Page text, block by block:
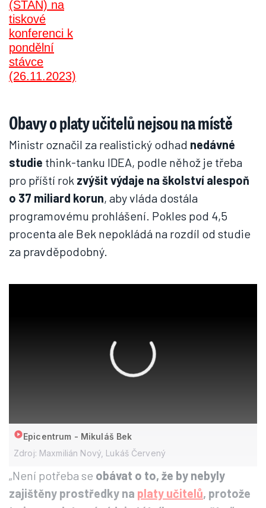
Obavy o platy učitelů nejsou na místě
Ministr označil za realistický odhad nedávné
studie think-tanku IDEA, podle něhož je třeba
pro příští rok zvýšit výdaje na školství alespoň
o 37 miliard korun, aby vláda dostála
programovému prohlášení. Pokles pod 4,5
procenta ale Bek nepokládá na rozdíl od studie
za pravděpodobný.
Epicentrum - Mikuláš Bek
Zdroj: Maxmilián Nový, Lukáš Červený
„Není potřeba se obávat o to, že by nebyly
zajištěny prostředky na platy učitelů, protože